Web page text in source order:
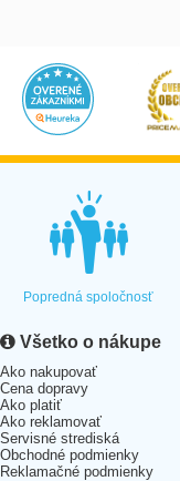
Popredná spoločnosť
Všetko o nákupe
Ako nakupovať
Cena dopravy
Ako platiť
Ako reklamovať
Servisné strediská
Obchodné podmienky
Reklamačné podmienky